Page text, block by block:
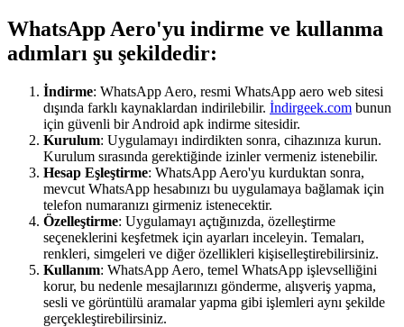
WhatsApp Aero'yu indirme ve kullanma
adımları şu şekildedir:
İndirme: WhatsApp Aero, resmi WhatsApp aero web sitesi
dışında farklı kaynaklardan indirilebilir. İndirgeek.com bunun
için güvenli bir Android apk indirme sitesidir.
Kurulum: Uygulamayı indirdikten sonra, cihazınıza kurun.
Kurulum sırasında gerektiğinde izinler vermeniz istenebilir.
Hesap Eşleştirme: WhatsApp Aero'yu kurduktan sonra,
mevcut WhatsApp hesabınızı bu uygulamaya bağlamak için
telefon numaranızı girmeniz istenecektir.
Özelleştirme: Uygulamayı açtığınızda, özelleştirme
seçeneklerini keşfetmek için ayarları inceleyin. Temaları,
renkleri, simgeleri ve diğer özellikleri kişiselleştirebilirsiniz.
Kullanım: WhatsApp Aero, temel WhatsApp işlevselliğini
korur, bu nedenle mesajlarınızı gönderme, alışveriş yapma,
sesli ve görüntülü aramalar yapma gibi işlemleri aynı şekilde
gerçekleştirebilirsiniz.